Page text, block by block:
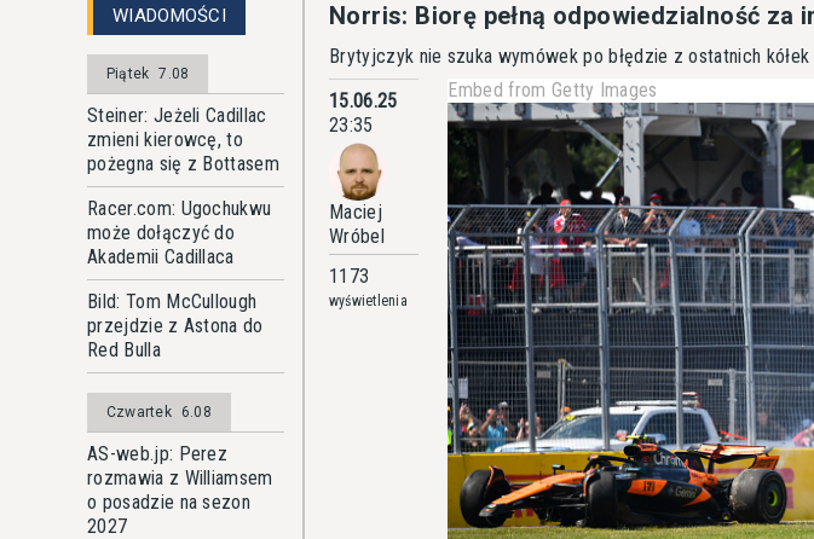
WIADOMOŚCI
Piątek 7.08
Steiner: Jeżeli Cadillac
zmieni kierowcę, to
pożegna się z Bottasem
Racer.com: Ugochukwu
może dołączyć do
Akademii Cadillaca
Bild: Tom McCullough
przejdzie z Astona do
Red Bulla
Czwartek 6.08
AS-web.jp: Perez
rozmawia z Williamsem
o posadzie na sezon
2027
Norris: Biorę pełną odpowiedzialność za
Brytyjczyk nie szuka wymówek po błędzie z ostatnich kółek
15.06.25
23:35
Maciej
Wróbel
1173
wyświetlenia
Embed from Getty Images